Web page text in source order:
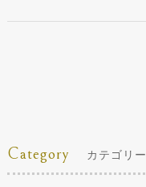
Category カテゴリー